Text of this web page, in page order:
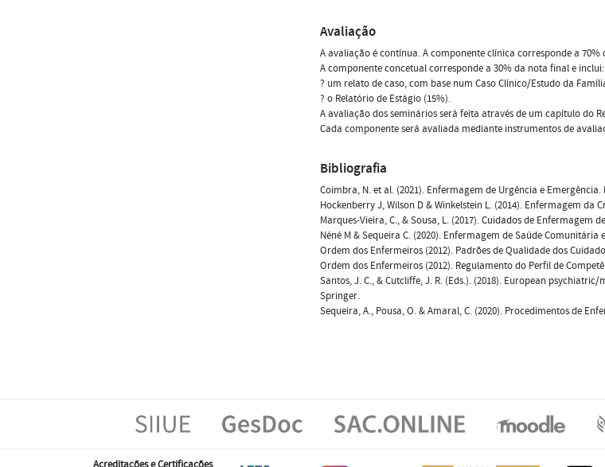
Avaliação
A avaliação é contínua. A componente clínica corresponde a
A componente concetual corresponde a 30% da nota final e inclui:
? um relato de caso, com base num Caso Clínico/Estudo da
? o Relatório de Estágio (15%).
A avaliação dos seminários será feita através de um capítulo do
Cada componente será avaliada mediante instrumentos de
Bibliografia
Coimbra, N. et al. (2021). Enfermagem de Urgência e Emergência.
Hockenberry J, Wilson D & Winkelstein L. (2014). Enfermagem da
Marques-Vieira, C., & Sousa, L. (2017). Cuidados de Enfermagem
Néné M & Sequeira C. (2020). Enfermagem de Saúde
Ordem dos Enfermeiros (2012). Padrões de Qualidade dos
Ordem dos Enfermeiros (2012). Regulamento do Perfil de
Santos, J. C., & Cutcliffe, J. R. (Eds.). (2018). European
Springer.
Sequeira, A., Pousa, O. & Amaral, C. (2020). Procedimentos de